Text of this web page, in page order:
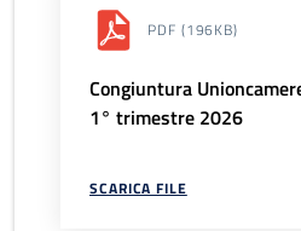
PDF (196KB)
Congiuntura
1° trimestre 2026
SCARICA FILE